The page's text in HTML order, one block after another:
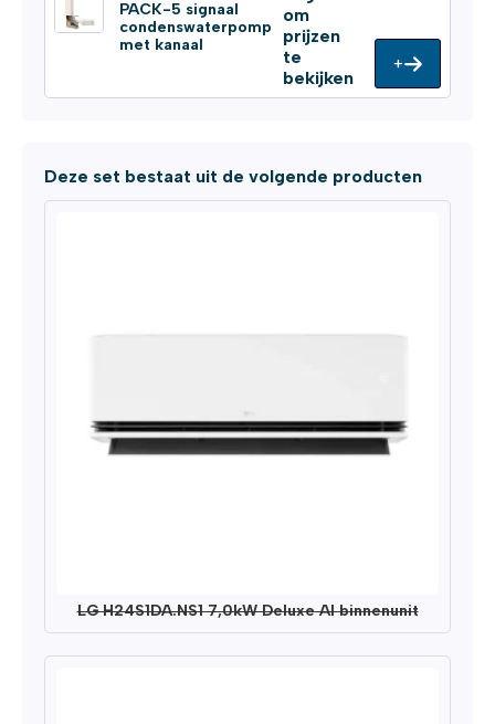
PACK-5 signaal
condenswaterpomp
met kanaal
om
prijzen
te
bekijken
+
Deze set bestaat uit de volgende producten
LG H24S1DA.NS1 7,0kW Deluxe AI binnenunit